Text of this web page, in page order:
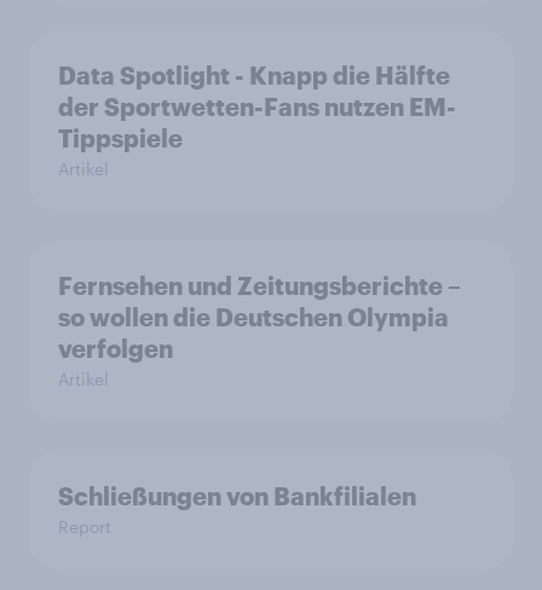
Data Spotlight - Knapp die Hälfte
der Sportwetten-Fans nutzen EM-
Tippspiele
Artikel
Fernsehen und Zeitungsberichte –
so wollen die Deutschen Olympia
verfolgen
Artikel
Schließungen von Bankfilialen
Report